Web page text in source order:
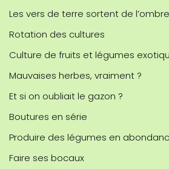
Les vers de terre sortent de l’ombre
Rotation des cultures
Culture de fruits et légumes
Mauvaises herbes, vraiment ?
Et si on oubliait le gazon ?
Boutures en série
Produire des légumes en
Faire ses bocaux